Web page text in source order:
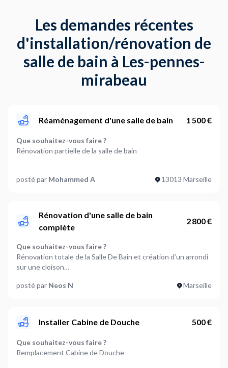
Les demandes récentes
d'installation/rénovation de
salle de bain à Les-pennes-
mirabeau
Réaménagement d'une salle de bain 1 500 €
Que souhaitez-vous faire ?
Rénovation partielle de la salle de bain
Baignoire,Revêtement mural
Douche,Revêtement mural
Faut-il installer des éléments accessoires ?
Barre de douche,Paroi de douche
Est-ce que vous avez des tâches électriques à réaliser ?
Souhaitez-vous installer un appareil électroménager ?
Où en êtes-vous dans votre projet ?
posté par Mohammed A 13013 Marseille
Rénovation d'une salle de bain
complète
2 800 €
Que souhaitez-vous faire ?
Rénovation totale de la Salle De Bain et création d’un arrondi
sur une cloison
Faut-il retirer certains éléments ?
Faut-il installer des éléments ?
Meuble de salle de bain,Douche,Lavabo,Revêtement de
sol,Revêtement mural,WC,Radiateur / Sèche
serviette,Autres
posté par Neos N Marseille
Installer Cabine de Douche 500 €
Que souhaitez-vous faire ?
Remplacement Cabine de Douche